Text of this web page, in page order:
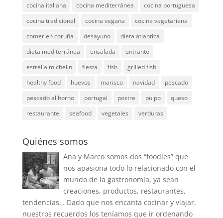
cocina italiana
cocina mediterránea
cocina portuguesa
cocina tradicional
cocina vegana
cocina vegetariana
comer en coruña
desayuno
dieta atlantica
dieta mediterránea
ensalada
entrante
estrella michelin
fiesta fish
grilled fish
healthy food
huevos marisco navidad
pescado
pescado al horno
portugal postre pulpo
queso
restaurante
seafood vegetales verduras
Quiénes somos
Ana y Marco somos dos “foodies” que
nos apasiona todo lo relacionado con el
mundo de la gastronomía, ya sean
creaciones, productos, restaurantes,
tendencias… Dado que nos encanta cocinar y viajar,
nuestros recuerdos los teníamos que ir ordenando